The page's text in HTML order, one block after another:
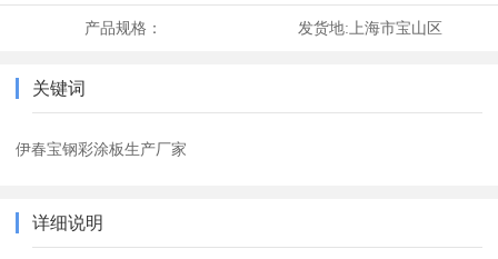
产品规格： 发货地:上海市宝山区
关键词
伊春宝钢彩涂板生产厂家
详细说明